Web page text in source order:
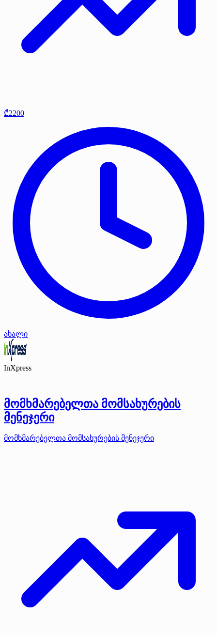
₾2200
ახალი
InXpress
მომხმარებელთა მომსახურების
მენეჯერი
მომხმარებელთა მომსახურების მენეჯერი